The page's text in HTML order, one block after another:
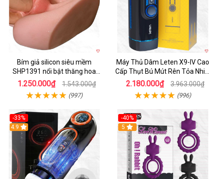
Bím giả silicon siêu mềm
SHP1391 nổi bật thăng hoa
hoàn hảo
1.250.000₫ 1.543.000₫
(997)
Máy Thủ Dâm Leten X9-IV Cao
Cấp Thụt Bú Mút Rên Tỏa Nhiệt
Sạc Pin
2.180.000₫ 3.963.000₫
(996)
-33%
Hot
4.9
-40%
5